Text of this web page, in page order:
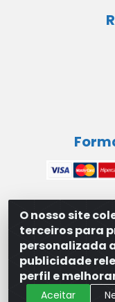
O nosso site
terceiros para
personalizada
publicidade
perfil e
Aceitar
MAXXISUPRI
Antônio
Paulista/PE -